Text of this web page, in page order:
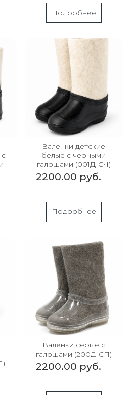
Подробнее
Валенки детские
белые с черными
галошами (001Д-СЧ)
2200.00 руб.
Подробнее
Валенки серые с
галошами (200Д-СП)
2200.00 руб.